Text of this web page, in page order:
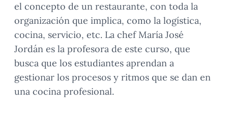
el concepto de un restaurante, con toda la
organización que implica, como la logística,
cocina, servicio, etc. La chef María José
Jordán es la profesora de este curso, que
busca que los estudiantes aprendan a
gestionar los procesos y ritmos que se dan en
una cocina profesional.